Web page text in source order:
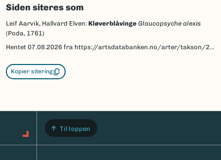
Siden siteres som
Leif Aarvik, Hallvard Elven: Kløverblåvinge Glaucopsyche alexis
(Poda, 1761)
Hentet 07.08.2026 fra https://artsdatabanken.no/arter/takson/29793/beskrivelse
Kopier sitering
Til toppen